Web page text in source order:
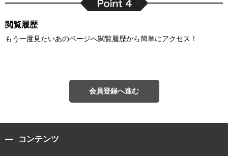
閲覧履歴
もう一度見たいあのページへ閲覧履歴から簡単にアクセス！
会員登録へ進む
コンテンツ